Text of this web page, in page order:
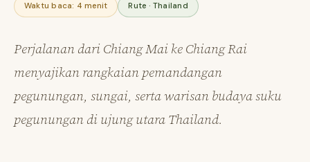
Waktu baca: 4 menit Rute · Thailand
Perjalanan dari Chiang Mai ke Chiang Rai
menyajikan rangkaian pemandangan
pegunungan, sungai, serta warisan budaya suku
pegunungan di ujung utara Thailand.